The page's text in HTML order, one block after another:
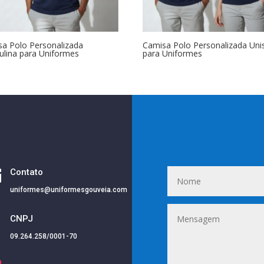
Polo Personalizada
para Uniformes
Camisa Polo Personalizada
para Uniformes
Contato
uniformes@uniformesgouveia.com
CNPJ
09.264.258/0001-70